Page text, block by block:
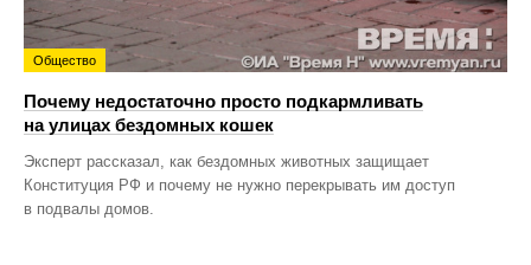
Общество
Почему недостаточно просто подкармливать
на улицах бездомных кошек
Эксперт рассказал, как бездомных животных защищает
Конституция РФ и почему не нужно перекрывать им доступ
в подвалы домов.